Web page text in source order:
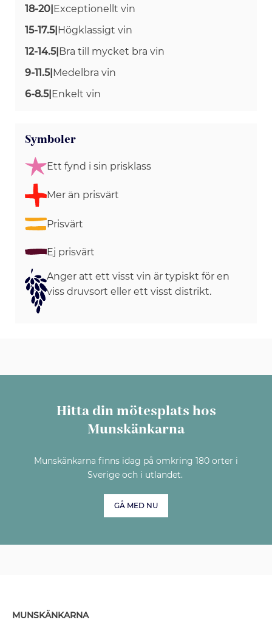
18-20|Exceptionellt vin
15-17.5|Högklassigt vin
12-14.5|Bra till mycket bra vin
9-11.5|Medelbra vin
6-8.5|Enkelt vin
Symboler
Ett fynd i sin prisklass
Mer än prisvärt
Prisvärt
Ej prisvärt
Anger att ett visst vin är typiskt för en
viss druvsort eller ett visst distrikt.
Hitta din mötesplats hos
Munskänkarna
Munskänkarna finns idag på omkring 180 orter i
Sverige och i utlandet.
GÅ MED NU
MUNSKÄNKARNA